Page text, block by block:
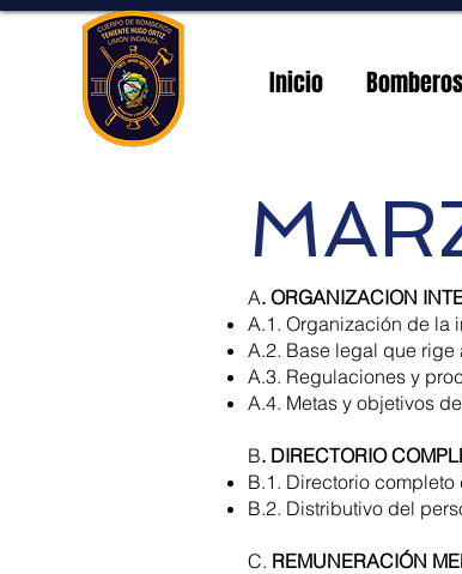
Inicio Bomberos
A. ORGANIZACION
A.1. Organización de la
A.2. Base legal que rige
A.3. Regulaciones y
A.4. Metas y objetivos
B. DIRECTORIO
B.1. Directorio
B.2. Distributivo del
C. REMUNERACIÓN